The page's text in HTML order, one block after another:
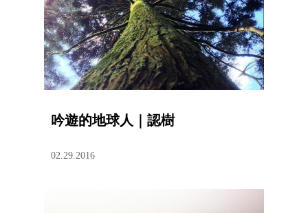
吟遊的地球人｜認樹
02.29.2016